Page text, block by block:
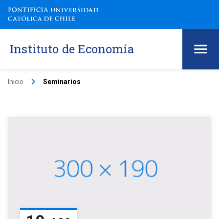
Instituto de Economía
Inicio keyboard_arrow_right Seminarios